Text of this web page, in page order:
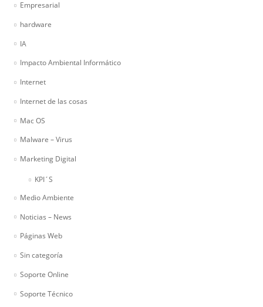
Empresarial
hardware
IA
Impacto Ambiental Informático
Internet
Internet de las cosas
Mac OS
Malware – Virus
Marketing Digital
KPI´S
Medio Ambiente
Noticias – News
Páginas Web
Sin categoría
Soporte Online
Soporte Técnico